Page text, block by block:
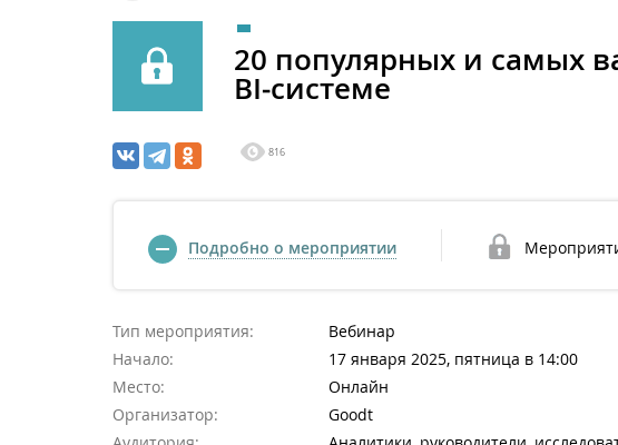
20 популярных и самых
BI‑системе
816
Подробно о мероприятии
Тип мероприятия:
Вебинар
Начало:
17 января 2025, пятница в 14:00
Место:
Онлайн
Организатор:
Goodt